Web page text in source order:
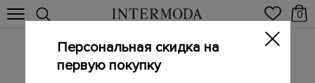
0
BLANCHA
Главная / Женщинам / Бренды
Персональная скидка на
первую покупку